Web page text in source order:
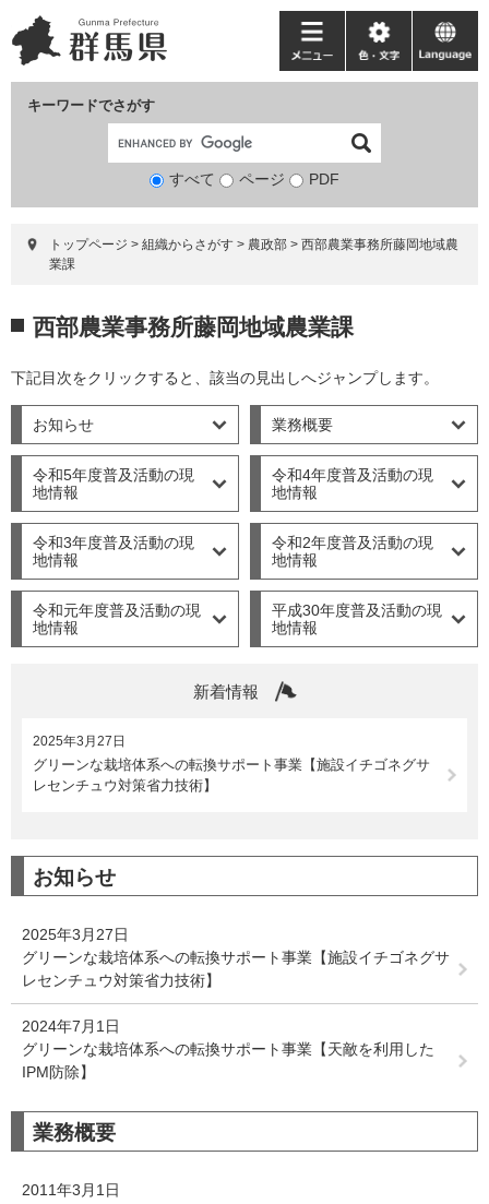
ー
ジ
ニ
ュ
て
キーワードでさがす
検
象
すべて ページ PDF
メ
ニ
ー
色・
文
language
トップページ > 組織からさがす > 農政部 > 西部農業事務所藤岡地域農
業課
文 西部農業事務所藤岡地域農業課
下記目次をクリックすると、該当の見出しへジャンプします。
お知らせ 業務概要
令和5年度普及活動の現
地情報
令和4年度普及活動の現
地情報
令和3年度普及活動の現
地情報
令和2年度普及活動の現
地情報
令和元年度普及活動の現
地情報
平成30年度普及活動の現
地情報
新着情報
2025年3月27日
グリーンな栽培体系への転換サポート事業【施設イチゴネグサ
レセンチュウ対策省力技術】
お知らせ
2025年3月27日
グリーンな栽培体系への転換サポート事業【施設イチゴネグサ
レセンチュウ対策省力技術】
2024年7月1日
グリーンな栽培体系への転換サポート事業【天敵を利用した
IPM防除】
業務概要
2011年3月1日